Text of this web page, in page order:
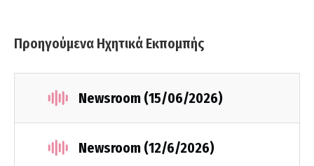
Προηγούμενα Ηχητικά Εκπομπής
Newsroom (15/06/2026)
Newsroom (12/6/2026)